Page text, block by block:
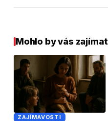
Mohlo by vás zajímat
ZAJÍMAVOSTI